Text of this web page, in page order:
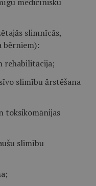
slimnīcās,
bērniem):
rehabilitācija;
slimību ārstēšana
toksikomānijas
slimību